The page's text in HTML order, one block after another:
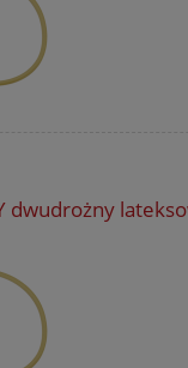
dwudrożny